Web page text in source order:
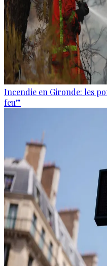
Incendie en Gironde: les
feu”